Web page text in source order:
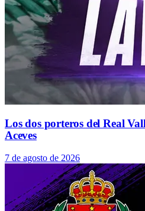
Los dos porteros del Real
Aceves
7 de agosto de 2026